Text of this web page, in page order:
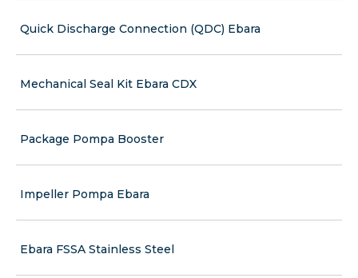
Quick Discharge Connection (QDC) Ebara
Mechanical Seal Kit Ebara CDX
Package Pompa Booster
Impeller Pompa Ebara
Ebara FSSA Stainless Steel